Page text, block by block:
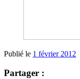
Publié le 1 février 2012
Partager :